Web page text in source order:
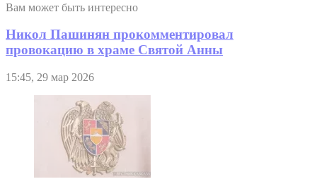
Вам может быть интересно
Никол Пашинян прокомментировал
провокацию в храме Святой Анны
15:45, 29 мар 2026